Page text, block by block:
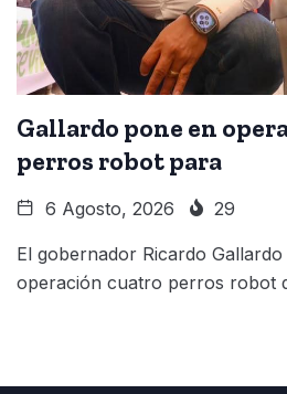
Gallardo pone en
perros robot para
6 Agosto, 2026 29
El gobernador Ricardo
operación cuatro perros robot